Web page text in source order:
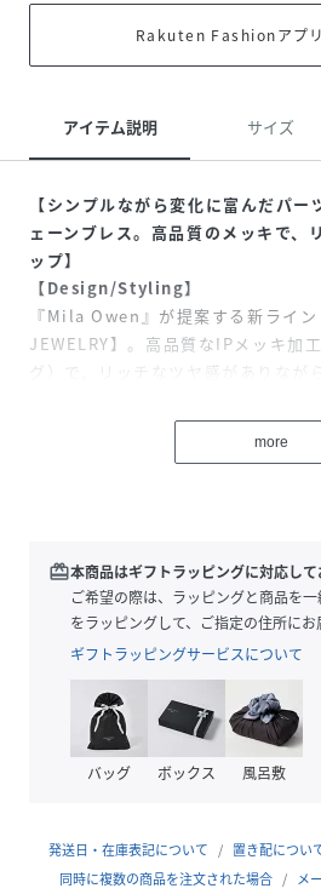
Rakuten Fashionアプ
アイテム説明 サイズ
【シンプルながら変化に富んだパ
ェーンブレス。高品質のメッキで、
ップ】
【Design/Styling】
『Mila Owen』が提案する新ライン
JEWELRY】。高品質なIPメッキ加
グ）で、リッチなツヤ感がありなが
変色しにくく、摩擦にも強く耐久性
います。
腕を出す機会が増え、シンプルにな
クセントになってくれます。ちょう
つけるだけでこなれた印象に。
【Color】
カラーは2色をご用意。シャープな
＞で展開しています。
※照明の関係により、実際よりも色
more
redeem本商品はギフトラッピングに対応して
ご希望の際は、ラッピングと商品を
をラッピングして、ご指定の住所にお
ギフトラッピングサービスについて
バッグ ボックス 風呂敷
発送日・在庫表記について 置き配につい
同時に複数の商品を注文された場合
メ